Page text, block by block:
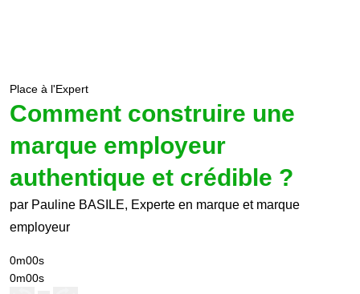
Place à l'Expert
Comment construire une
marque employeur
authentique et crédible ?
par Pauline BASILE, Experte en marque et marque
employeur
0m00s
0m00s